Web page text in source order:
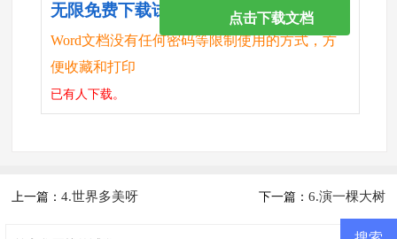
无限免费下载试卷
Word文档没有任何密码等限制使用的方式，方
便收藏和打印
已有人下载。
点击下载文档
上一篇：4.世界多美呀 下一篇： 6.演一棵大树